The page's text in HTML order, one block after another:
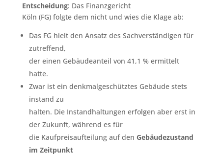
Entscheidung: Das Finanzgericht
Köln (FG) folgte dem nicht und wies die Klage ab:
Das FG hielt den Ansatz des Sachverständigen für
zutreffend,
der einen Gebäudeanteil von 41,1 % ermittelt
hatte.
Zwar ist ein denkmalgeschütztes Gebäude stets
instand zu
halten. Die Instandhaltungen erfolgen aber erst in
der Zukunft, während es für
die Kaufpreisaufteilung auf den Gebäudezustand
im Zeitpunkt